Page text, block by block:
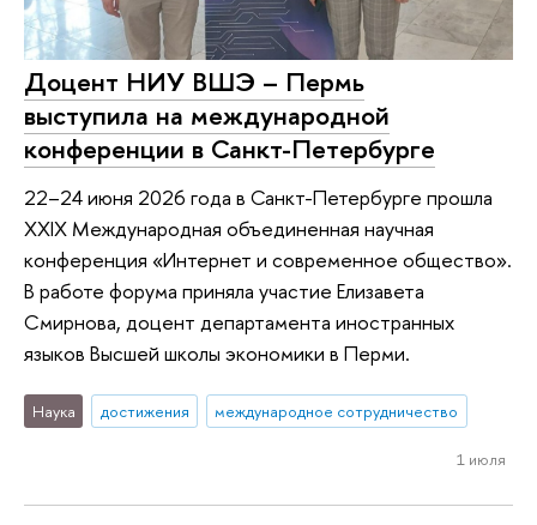
Доцент НИУ ВШЭ – Пермь
выступила на международной
конференции в Санкт-Петербурге
22–24 июня 2026 года в Санкт-Петербурге прошла
XXIX Международная объединенная научная
конференция «Интернет и современное общество».
В работе форума приняла участие Елизавета
Смирнова, доцент департамента иностранных
языков Высшей школы экономики в Перми.
Наука достижения международное сотрудничество
1 июля